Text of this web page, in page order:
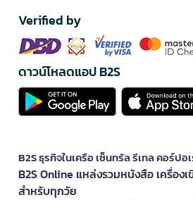
Verified by
ดาวน์โหลดแอป B2S
B2S ธุรกิจในเครือ เซ็นทรัล รีเทล คอร์ป
B2S Online แหล่งรวมหนังสือ เครื่อง
สำหรับทุกวัย